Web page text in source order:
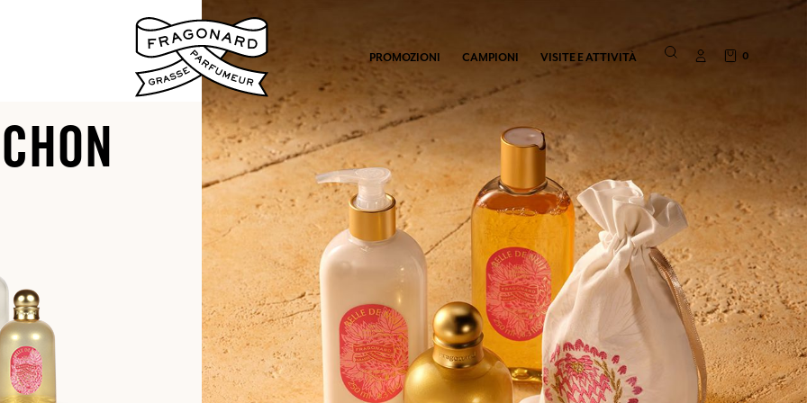
PROMOZIONI CAMPIONI VISITE E ATTIVITÀ 0